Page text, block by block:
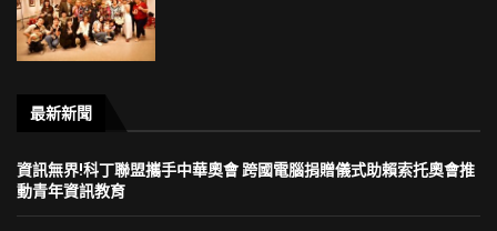
最新新聞
資訊無界!科丁聯盟攜手中華奧會 跨國電腦捐贈儀式助賴索托奧會推
動青年資訊教育